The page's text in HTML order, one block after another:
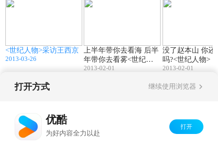
<世纪人物>采访王西京
2013-03-26
上半年带你去看海 后半
年带你去看雾<世纪人
物>
2013-02-01
没了赵本山 你还看春晚
吗?<世纪人物>
2013-02-01
打开方式 继续使用浏览器
优酷
为好内容全力以赴
打开